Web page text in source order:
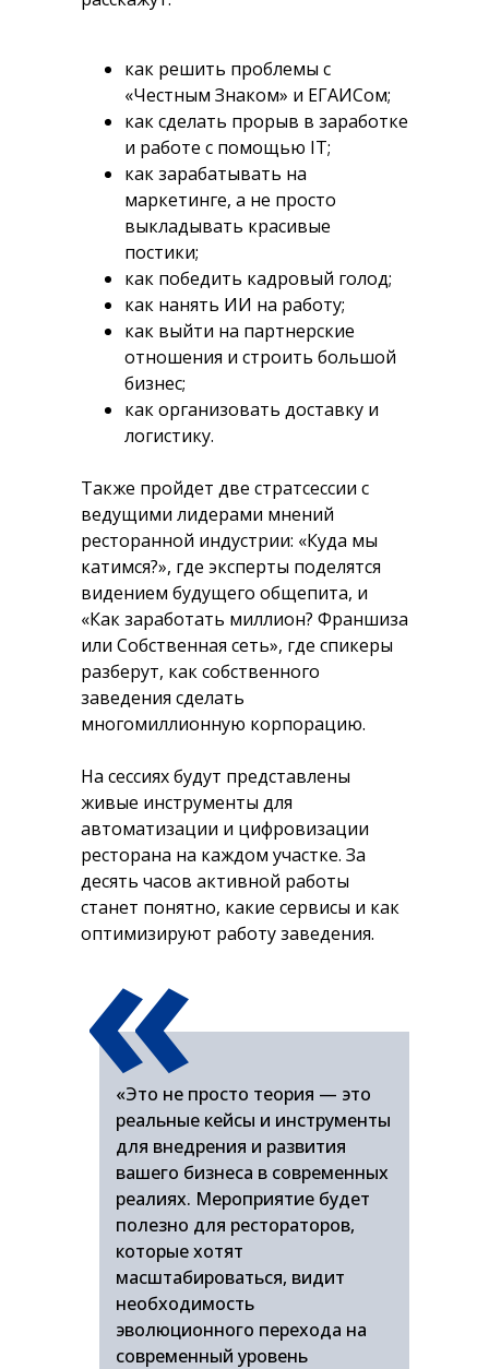
как решить проблемы с
«Честным Знаком» и ЕГАИСом;
как сделать прорыв в заработке
и работе с помощью IT;
как зарабатывать на
маркетинге, а не просто
выкладывать красивые
постики;
как победить кадровый голод;
как нанять ИИ на работу;
как выйти на партнерские
отношения и строить большой
бизнес;
как организовать доставку и
логистику.
Также пройдет две стратсессии с
ведущими лидерами мнений
ресторанной индустрии: «Куда мы
катимся?», где эксперты поделятся
видением будущего общепита, и
«Как заработать миллион? Франшиза
или Собственная сеть», где спикеры
разберут, как собственного
заведения сделать
многомиллионную корпорацию.
На сессиях будут представлены
живые инструменты для
автоматизации и цифровизации
ресторана на каждом участке. За
десять часов активной работы
станет понятно, какие сервисы и как
оптимизируют работу заведения.
«Это не просто теория — это
реальные кейсы и инструменты
для внедрения и развития
вашего бизнеса в современных
реалиях. Мероприятие будет
полезно для рестораторов,
которые хотят
масштабироваться, видит
необходимость
эволюционного перехода на
современный уровень
«